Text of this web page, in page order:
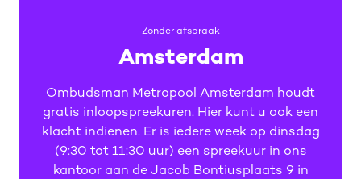
Amsterdam
Zonder afspraak
Ombudsman Metropool Amsterdam houdt
gratis inloopspreekuren. Hier kunt u ook een
klacht indienen. Er is iedere week op dinsdag
(9:30 tot 11:30 uur) een spreekuur in ons
kantoor aan de Jacob Bontiusplaats 9 in